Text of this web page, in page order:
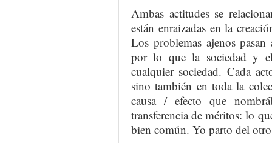
Ambas actitudes se
están enraizadas en la
Los problemas ajenos
por lo que la sociedad y
cualquier sociedad. Cada
sino también en toda la
causa / efecto que
transferencia de méritos: lo
bien común. Yo parto del